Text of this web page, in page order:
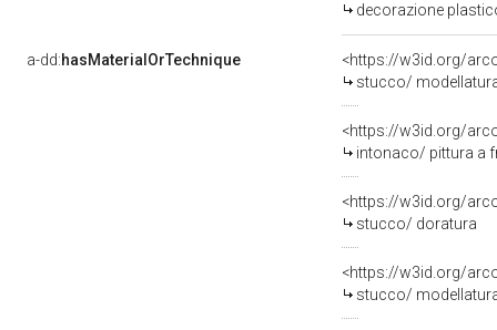
decorazione
a-dd:hasMaterialOrTechnique
<https://w3id.org/
stucco/
<https://w3id.org/
intonaco/ pittura a
<https://w3id.org/
stucco/ doratura
<https://w3id.org/
stucco/